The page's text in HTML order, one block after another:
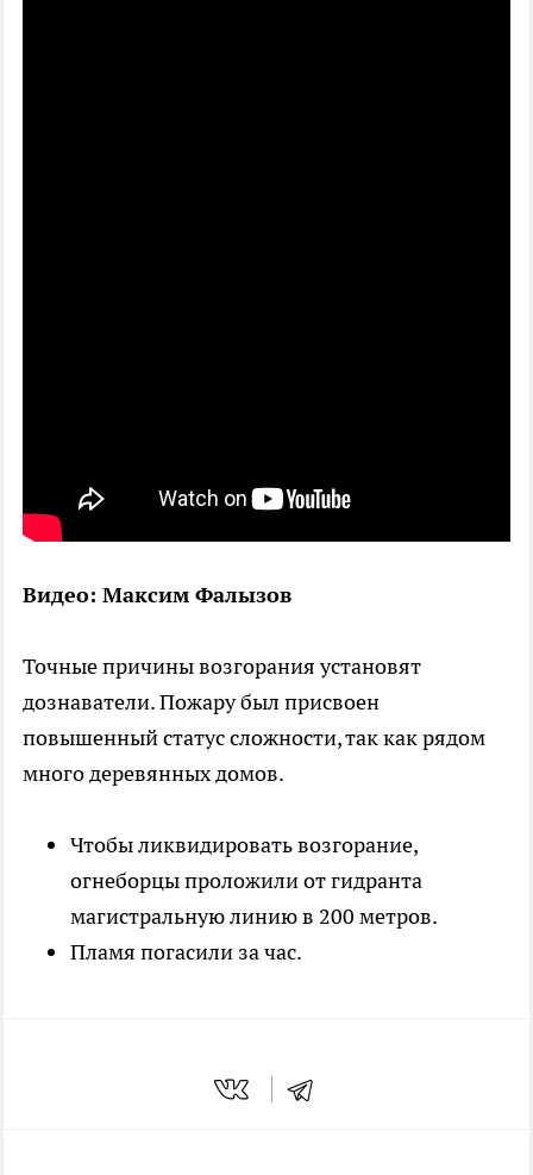
Видео: Максим Фалызов
Точные причины возгорания установят
дознаватели. Пожару был присвоен
повышенный статус сложности, так как рядом
много деревянных домов.
Чтобы ликвидировать возгорание,
огнеборцы проложили от гидранта
магистральную линию в 200 метров.
Пламя погасили за час.